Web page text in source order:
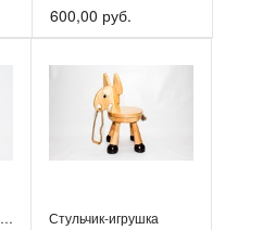
600,00 руб.
Стулья для детских садов Стульчик-игрушка